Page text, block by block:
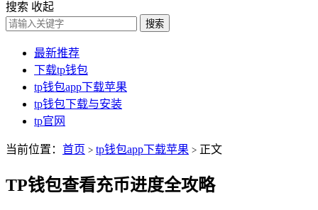
搜索 收起
搜索
最新推荐
下载tp钱包
tp钱包app下载苹果
tp钱包下载与安装
tp官网
当前位置： 首页 > tp钱包app下载苹果 > 正文
TP钱包查看充币进度全攻略